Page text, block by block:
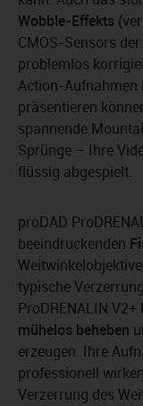
Wobble-Effekts
CMOS-Sensors
problemlos
Action-
präsentieren
spannende
Sprünge – Ihre
flüssig abgespielt.
proDAD
beeindruckenden
typische
ProDRENALIN
mühelos beheben
erzeugen. Ihre
professionell
Verzerrung des